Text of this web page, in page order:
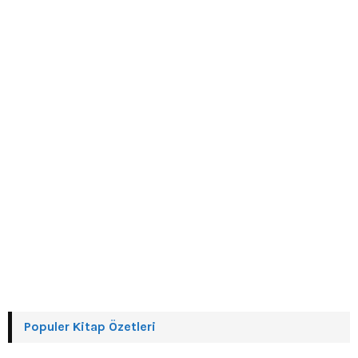
Populer Kitap Özetleri